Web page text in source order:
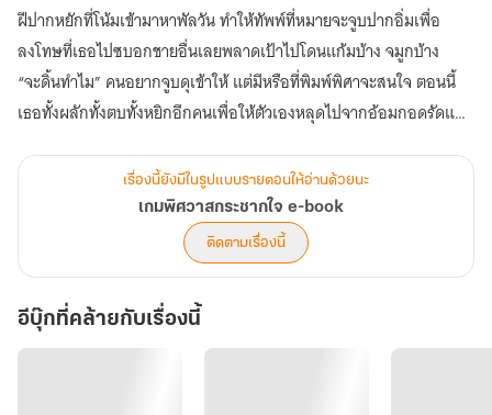
ฝีปากหยักที่โน้มเข้ามาหาพัลวัน ทำให้ทัพพ์ที่หมายจะจูบปากอิ่มเพื่อ
ลงโทษที่เธอไปซบอกชายอื่นเลยพลาดเป้าไปโดนแก้มบ้าง จมูกบ้าง
“จะดิ้นทำไม” คนอยากจูบดุเข้าให้ แต่มีหรือที่พิมพ์พิศาจะสนใจ ตอนนี้
เธอทั้งผลักทั้งตบทั้งหยิกอีกคนเพื่อให้ตัวเองหลุดไปจากอ้อมกอดรัดแน่น
บ้าๆ ไม่ได้เด็ดขาด” คนตัวเล็กแย้งเสียงเขียว นัยน์ตาก็ขุ่นคลั่ก
“ใครบอกทำบ้าๆ นี่ผมกำลังจะแสดงความรักกับเมียต่างหาก”
“ฉันไม่ใช่เมียนาย!” เพราะโมโหที่ถูกกอดรัดแน่นจนแทบหายใจไม่ออก
พิมพ์พิศาจึงโต้กลับไปแบบไม่คิด เลยทำให้หน้าหล่อเหลาขรึมขึ้นมา
“พูดใหม่อีกทีสิ” ทัพพ์ย้ำชัดทุกถ้อยคำ
“ฉันพูดชัดแล้ว”
เรื่องนี้ยังมีในรูปแบบรายตอนให้อ่านด้วยนะ
เกมพิศวาสกระชากใจ e-book
ติดตามเรื่องนี้
อีบุ๊กที่คล้ายกับเรื่องนี้